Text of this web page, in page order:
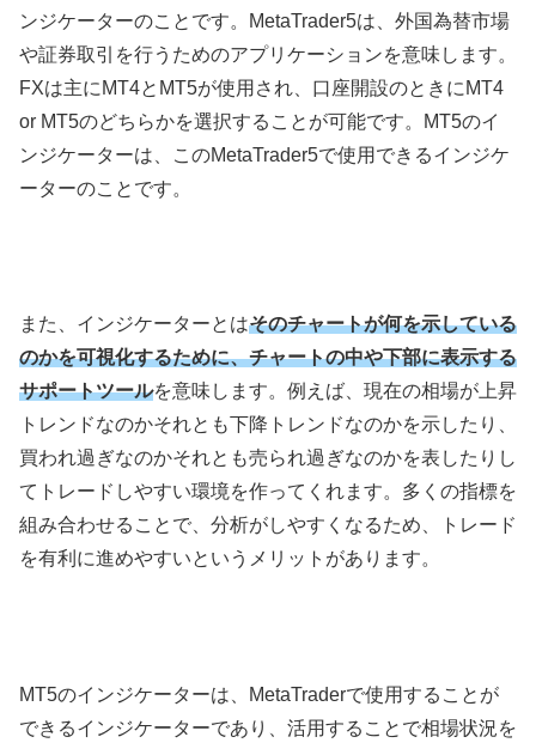
ンジケーターのことです。MetaTrader5は、外国為替市場
や証券取引を行うためのアプリケーションを意味します。
FXは主にMT4とMT5が使用され、口座開設のときにMT4
or MT5のどちらかを選択することが可能です。MT5のイ
ンジケーターは、このMetaTrader5で使用できるインジケ
ーターのことです。
また、インジケーターとはそのチャートが何を示している
のかを可視化するために、チャートの中や下部に表示する
サポートツールを意味します。例えば、現在の相場が上昇
トレンドなのかそれとも下降トレンドなのかを示したり、
買われ過ぎなのかそれとも売られ過ぎなのかを表したりし
てトレードしやすい環境を作ってくれます。多くの指標を
組み合わせることで、分析がしやすくなるため、トレード
を有利に進めやすいというメリットがあります。
MT5のインジケーターは、MetaTraderで使用することが
できるインジケーターであり、活用することで相場状況を